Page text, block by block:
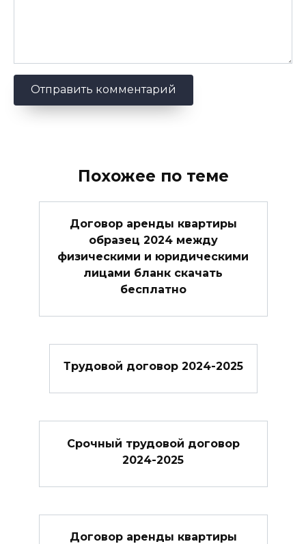
Похожее по теме
Договор аренды квартиры
образец 2024 между
физическими и юридическими
лицами бланк скачать
бесплатно
Трудовой договор 2024-2025
Cрочный трудовой договор
2024-2025
Договор аренды квартиры